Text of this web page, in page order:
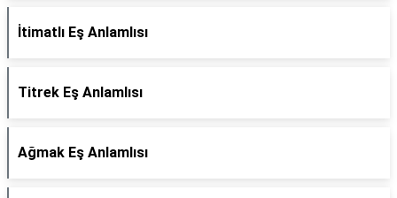
İtimatlı Eş Anlamlısı
Titrek Eş Anlamlısı
Ağmak Eş Anlamlısı